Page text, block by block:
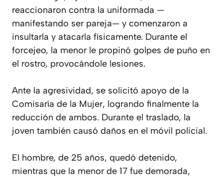
reaccionaron contra la uniformada —
manifestando ser pareja— y comenzaron a
insultarla y atacarla físicamente. Durante el
forcejeo, la menor le propinó golpes de puño en
el rostro, provocándole lesiones.
Ante la agresividad, se solicitó apoyo de la
Comisaría de la Mujer, logrando finalmente la
reducción de ambos. Durante el traslado, la
joven también causó daños en el móvil policial.
El hombre, de 25 años, quedó detenido,
mientras que la menor de 17 fue demorada,